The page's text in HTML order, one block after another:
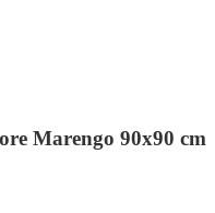
Marengo 90x90 cm